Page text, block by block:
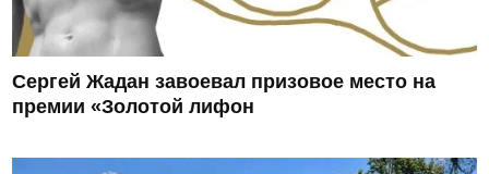
Сергей Жадан завоевал призовое место на
премии «Золотой лифон